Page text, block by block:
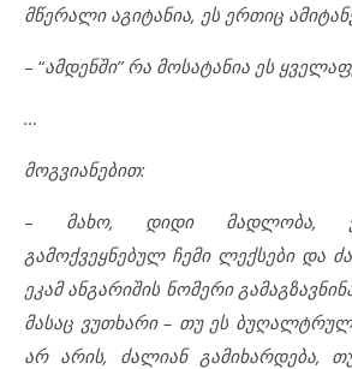
მწერალი აგიტანია, ეს ერთიც
– “ამდენში” რა მოსატანია ეს
…
მოგვიანებით:
– მახო, დიდი მადლობა,
გამოქვეყნებულ ჩემი ლექსები და
ეკამ ანგარიშის ნომერი
მასაც ვუთხარი – თუ ეს
არ არის, ძალიან გამიხარდება,